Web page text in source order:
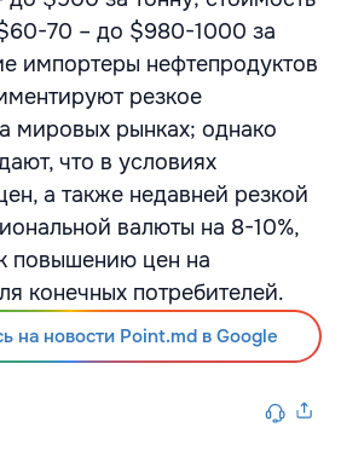
70 – до $980-1000 за
импортеры нефтепродуктов
резкое
мировых рынках; однако
что в условиях
а также недавней резкой
валюты на 8-10%,
повышению цен на
конечных потребителей.
на новости Point.md в Google